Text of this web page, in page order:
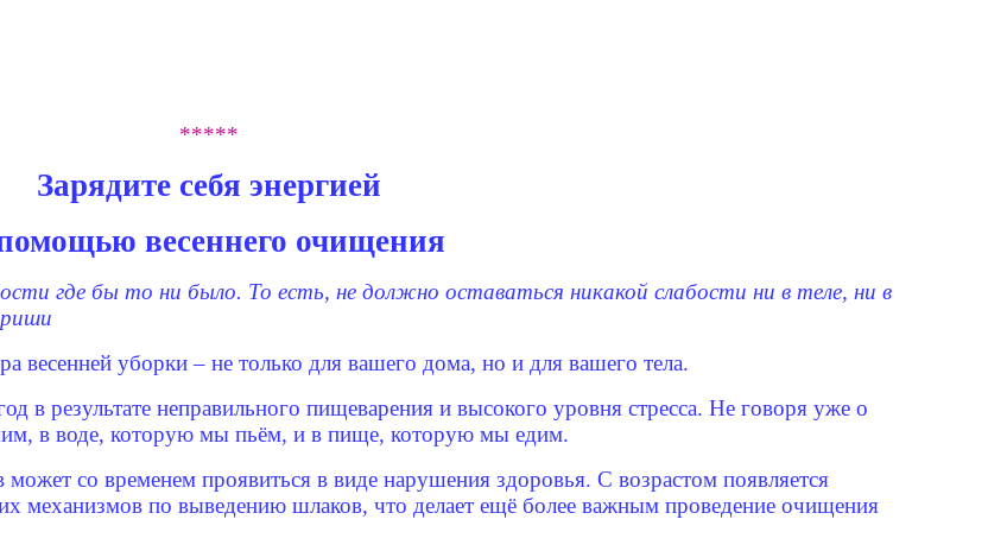
*****
Зарядите себя энергией
весеннего очищения
где бы то ни было. То есть, не должно оставаться никакой слабости ни в теле, ни в
весенней уборки – не только для вашего дома, но и для вашего тела.
в результате неправильного пищеварения и высокого уровня стресса. Не говоря уже о
в воде, которую мы пьём, и в пище, которую мы едим.
со временем проявиться в виде нарушения здоровья. С возрастом появляется
механизмов по выведению шлаков, что делает ещё более важным проведение очищения